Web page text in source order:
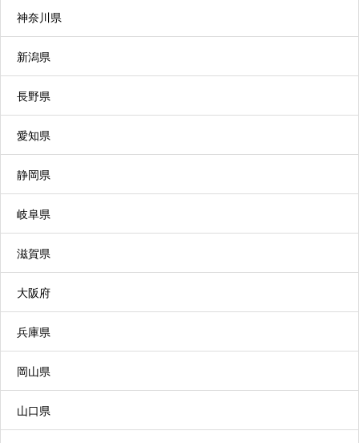
援や、心身の機能を維持・向上するための機能訓
練の支援などを行うサービスです。家族の介護負
担軽減を図ることができます。
利用者の選択に応じて、施設への「通い」を中心
問」を組み合わせて日常生活上の支援や機能訓練
を行うサービスです。
特定施設入居者生活介護
有料老人ホームなどに入居している高齢者が、日
常生活上の支援や介護サービスを利用できます。
神奈川県
新潟県
長野県
愛知県
静岡県
岐阜県
滋賀県
大阪府
兵庫県
岡山県
山口県